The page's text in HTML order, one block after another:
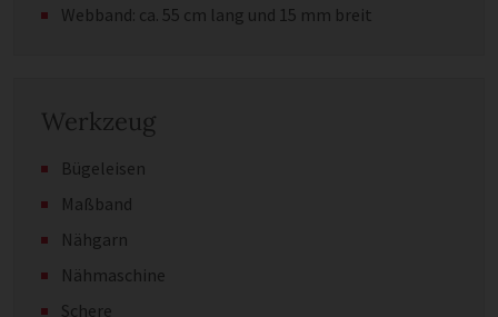
Webband: ca. 55 cm lang und 15 mm breit
Werkzeug
Bügeleisen
Maßband
Nähgarn
Nähmaschine
Schere